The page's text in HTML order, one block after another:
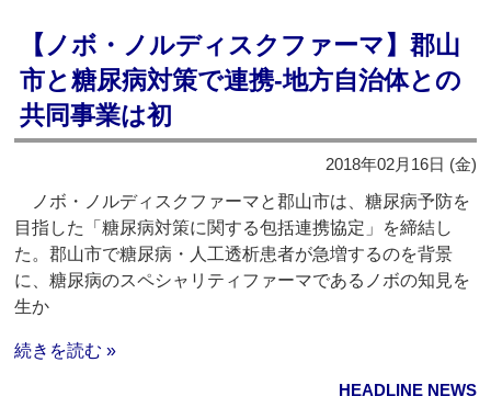
【ノボ・ノルディスクファーマ】郡山
市と糖尿病対策で連携‐地方自治体との
共同事業は初
2018年02月16日 (金)
ノボ・ノルディスクファーマと郡山市は、糖尿病予防を
目指した「糖尿病対策に関する包括連携協定」を締結し
た。郡山市で糖尿病・人工透析患者が急増するのを背景
に、糖尿病のスペシャリティファーマであるノボの知見を
生か
続きを読む »
HEADLINE NEWS